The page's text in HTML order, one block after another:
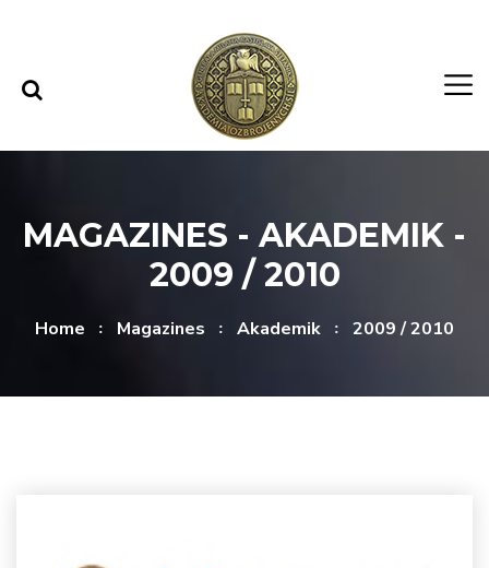
MAGAZINES - AKADEMIK -
2009 / 2010
Home Magazines Akademik 2009 / 2010